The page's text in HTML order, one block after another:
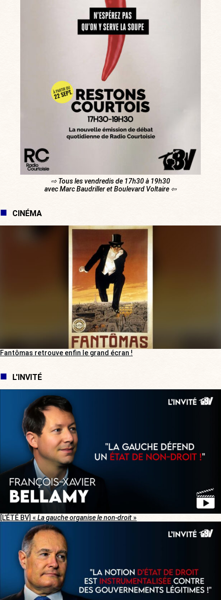
⇨ Tous les vendredis de 17h30 à 19h30
avec Marc Baudriller et Boulevard Voltaire ⇦
CINÉMA
Fantômas retrouve enfin le grand écran !
L'INVITÉ
[L’ÉTÉ BV] « La gauche organise le non-droit»